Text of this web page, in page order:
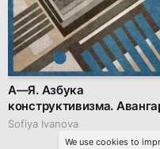
А—Я. Азбука
конструктивизма.
Sofiya Ivanova
We use cookies to